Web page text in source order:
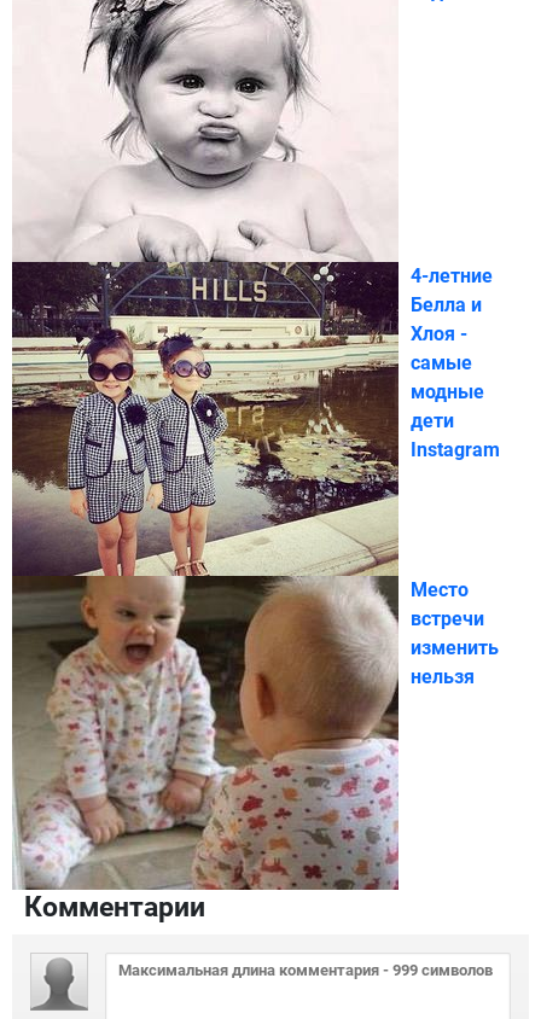
4-летние
Белла и
Хлоя -
самые
модные
дети
Instagram
Место
встречи
изменить
нельзя
Комментарии